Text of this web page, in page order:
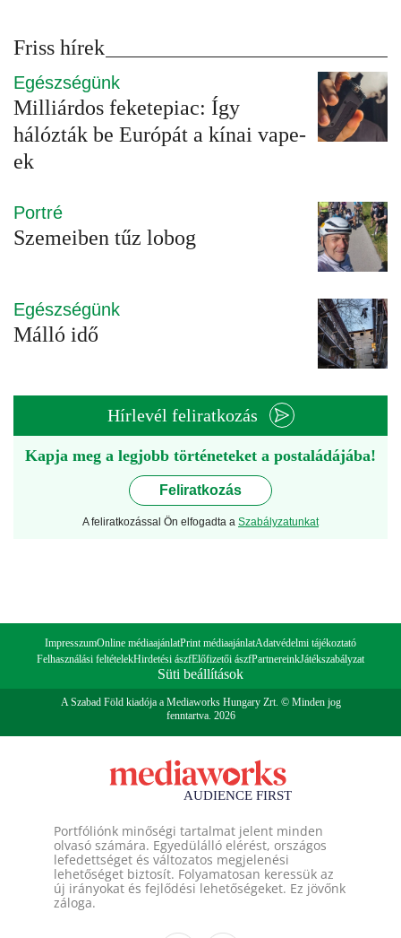
Friss hírek
Egészségünk
Milliárdos feketepiac: Így
hálózták be Európát a kínai vape-
ek
Portré
Szemeiben tűz lobog
Egészségünk
Málló idő
Hírlevél feliratkozás
Kapja meg a legjobb történeteket a postaládájába!
Feliratkozás
A feliratkozással Ön elfogadta a Szabályzatunkat
ImpresszumOnline médiaajánlatPrint médiaajánlatAdatvédelmi tájékoztató
Felhasználási feltételekHirdetési ászfElőfizetői ászfPartnereinkJátékszabályzat
Süti beállítások
A Szabad Föld kiadója a Mediaworks Hungary Zrt. © Minden jog
fenntartva. 2026
Portfóliónk minőségi tartalmat jelent minden
olvasó számára. Egyedülálló elérést, országos
lefedettséget és változatos megjelenési
lehetőséget biztosít. Folyamatosan keressük az
új irányokat és fejlődési lehetőségeket. Ez jövőnk
záloga.